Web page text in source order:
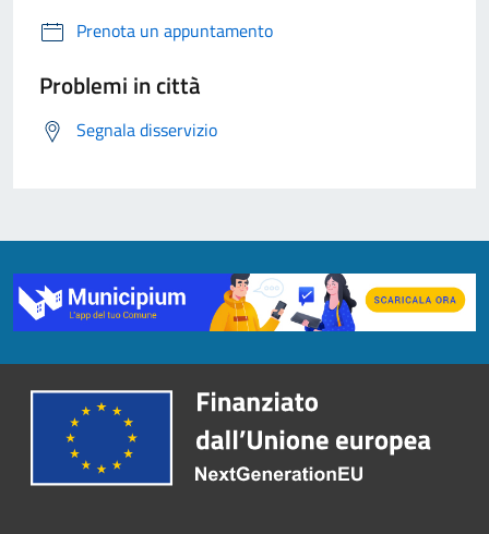
Prenota un appuntamento
Problemi in città
Segnala disservizio